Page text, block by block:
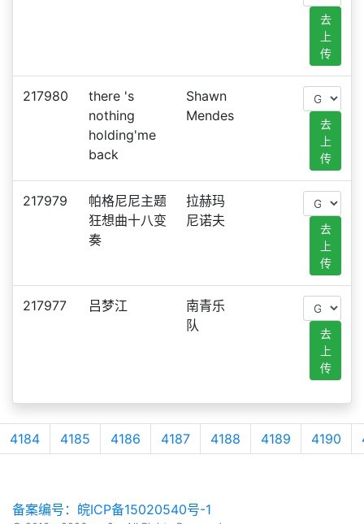
去
上
传
217980
there 's
nothing
holding'me
back
Shawn
Mendes
去
上
传
217979
帕格尼尼主题
狂想曲十八变
奏
拉赫玛
尼诺夫
去
上
传
217977 吕梦江
南青乐
队
去
上
传
4184 4185 4186 4187 4188 4189 4190
备案编号：皖ICP备15020540号-1